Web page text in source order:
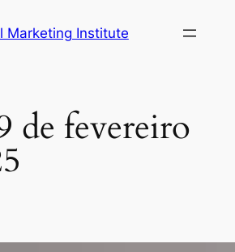
Marketing Institute
de fevereiro